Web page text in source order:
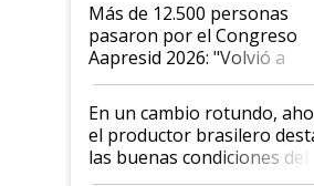
Más de 12.500 personas
pasaron por el Congreso
Aapresid 2026: "Volvió a
demostrar que hablar del
suelo es hablar de todo el
sistema productivo"
En un cambio rotundo,
el productor brasilero
las buenas condiciones del
agro argentino para